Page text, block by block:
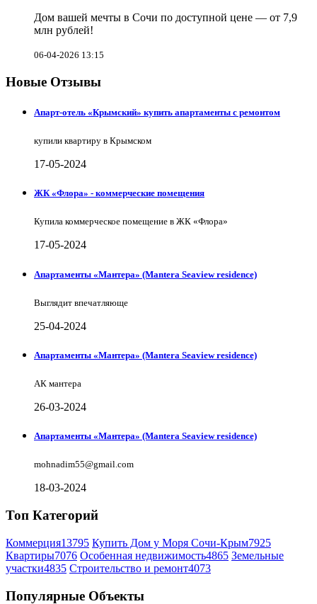
Дом вашей мечты в Сочи по доступной цене — от 7,9
млн рублей!
06-04-2026 13:15
Новые Отзывы
Апарт-отель «Крымский» купить апартаменты с ремонтом
купили квартиру в Крымском
17-05-2024
ЖК «Флора» - коммерческие помещения
Купила коммерческое помещение в ЖК «Флора»
17-05-2024
Апартаменты «Мантера» (Mantera Seaview rеsidence)
Выглядит впечатляюще
25-04-2024
Апартаменты «Мантера» (Mantera Seaview rеsidence)
АК мантера
26-03-2024
Апартаменты «Мантера» (Mantera Seaview rеsidence)
mohnadim55@gmail.com
18-03-2024
Топ Категорий
Коммерция13795 Купить Дом у Моря Сочи-Крым7925
Квартиры7076 Особенная недвижимость4865 Земельные
участки4835 Строительство и ремонт4073
Популярные Объекты